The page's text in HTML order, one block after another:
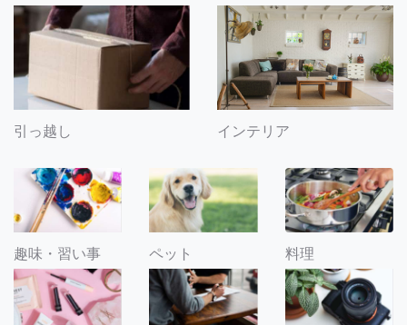
引っ越し インテリア
趣味・習い事 ペット 料理